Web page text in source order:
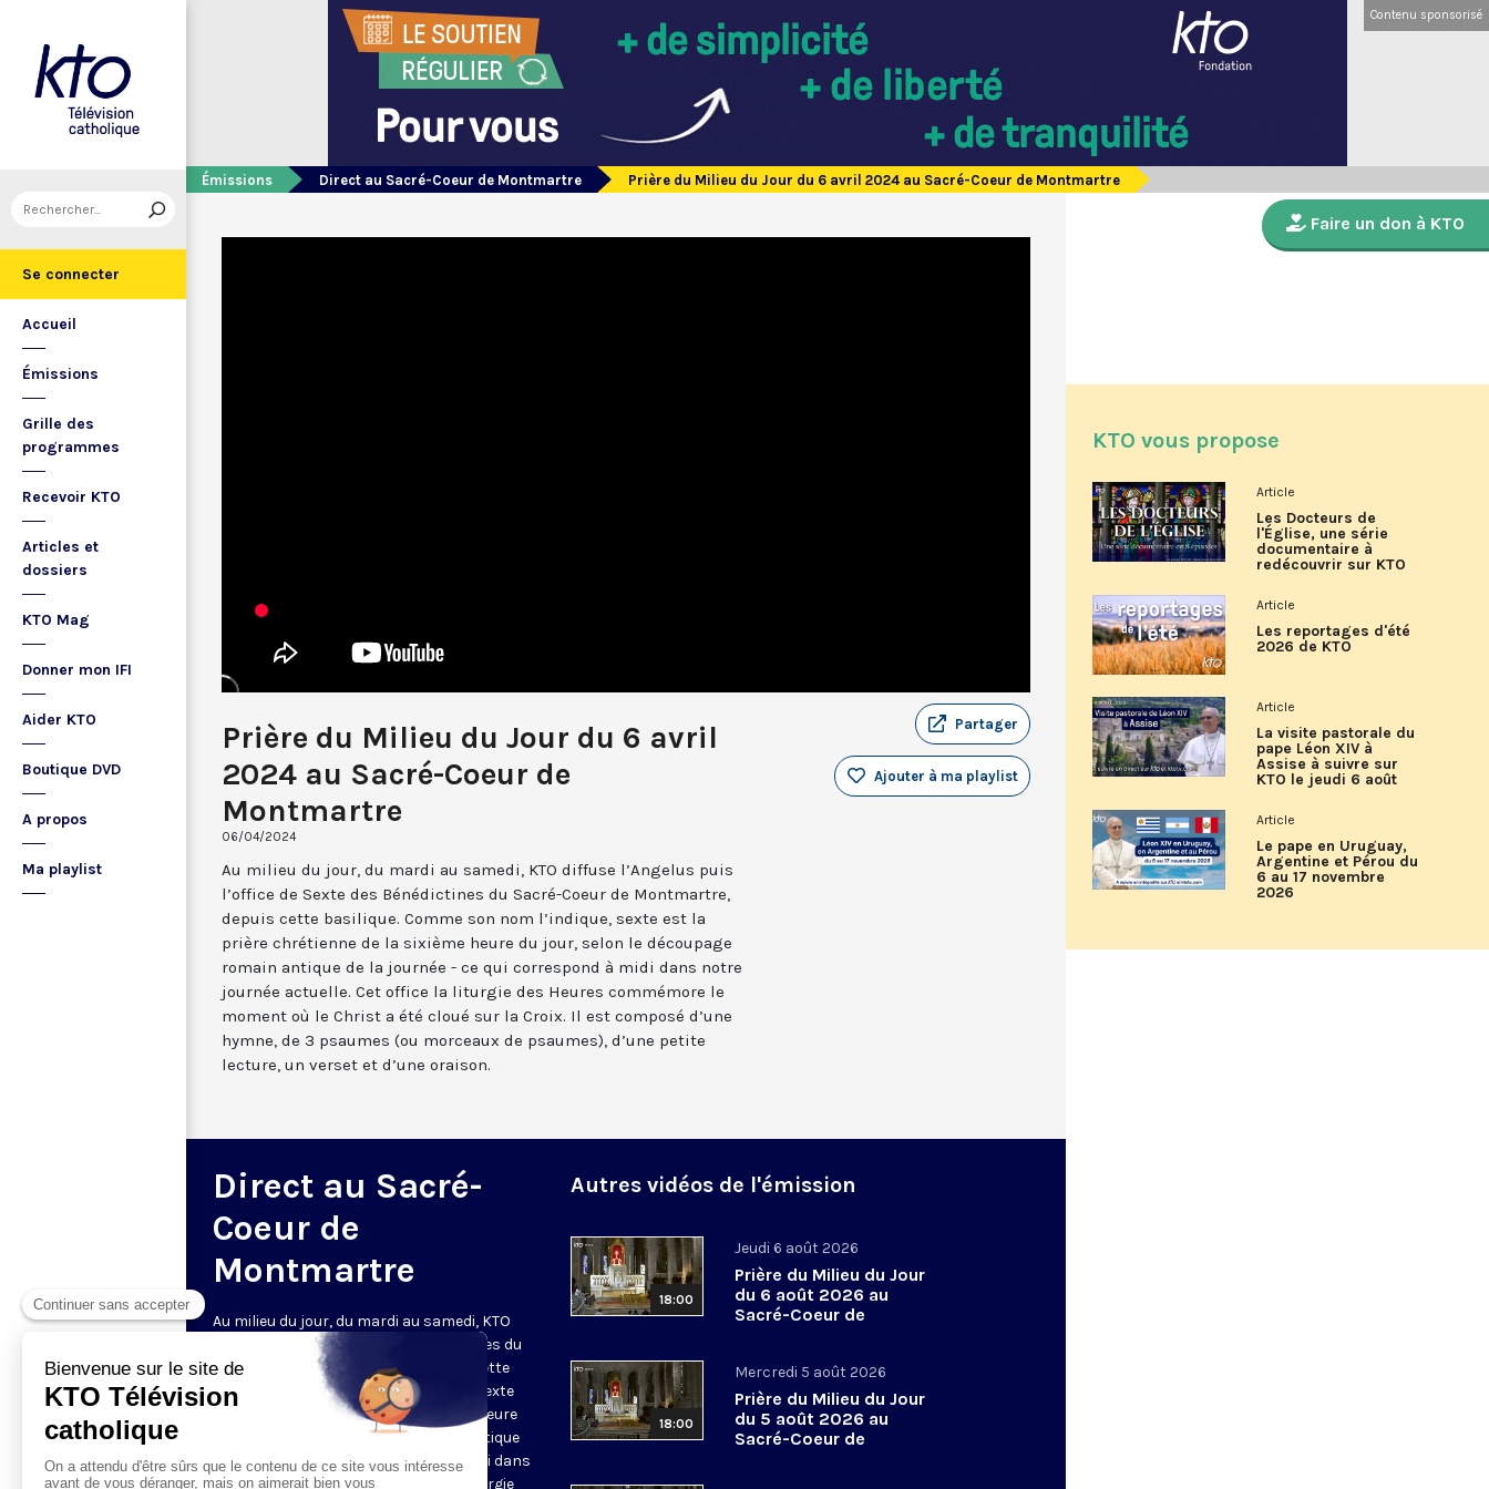
Se connecter
Accueil
Émissions
Grille des
programmes
Recevoir KTO
Articles et
dossiers
KTO Mag
Donner mon IFI
Aider KTO
Boutique DVD
A propos
Ma playlist
Contenu sponsorisé
Émissions Direct au Sacré-Coeur de Montmartre Prière du Milieu du Jour du 6 avril 2024 au Sacré-Coeur de Montmartre
Prière du Milieu du Jour du 6 avril
2024 au Sacré-Coeur de
Montmartre
06/04/2024
Partager
Ajouter à ma playlist
Au milieu du jour, du mardi au samedi, KTO diffuse l’Angelus puis
l’office de Sexte des Bénédictines du Sacré-Coeur de Montmartre,
depuis cette basilique. Comme son nom l’indique, sexte est la
prière chrétienne de la sixième heure du jour, selon le découpage
romain antique de la journée - ce qui correspond à midi dans notre
journée actuelle. Cet office la liturgie des Heures commémore le
moment où le Christ a été cloué sur la Croix. Il est composé d’une
hymne, de 3 psaumes (ou morceaux de psaumes), d’une petite
lecture, un verset et d’une oraison.
Direct au Sacré-
Coeur de
Montmartre
Au milieu du jour, du mardi au samedi, KTO
diffuse l’office de Sexte des Bénédictines du
Sacré-Coeur de Montmartre, depuis cette
basilique
. Comme son nom l’indique, sexte
est la prière chrétienne de la sixième heure
du jour, selon le découpage romain antique
de la journée - ce qui correspond à midi dans
notre journée actuelle. Cet office la liturgie
Autres vidéos de l'émission
18:00
Jeudi 6 août 2026
Prière du Milieu du Jour
du 6 août 2026 au
Sacré-Coeur de
18:00
Mercredi 5 août 2026
Prière du Milieu du Jour
du 5 août 2026 au
Sacré-Coeur de
Faire un don à KTO
KTO vous propose
Article
Les Docteurs de
l'Église, une série
documentaire à
redécouvrir sur KTO
Article
Les reportages d'été
2026 de KTO
Article
La visite pastorale du
pape Léon XIV à
Assise à suivre sur
KTO le jeudi 6 août
Article
Le pape en Uruguay,
Argentine et Pérou du
6 au 17 novembre
2026